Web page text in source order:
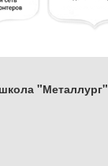
"Металлург"